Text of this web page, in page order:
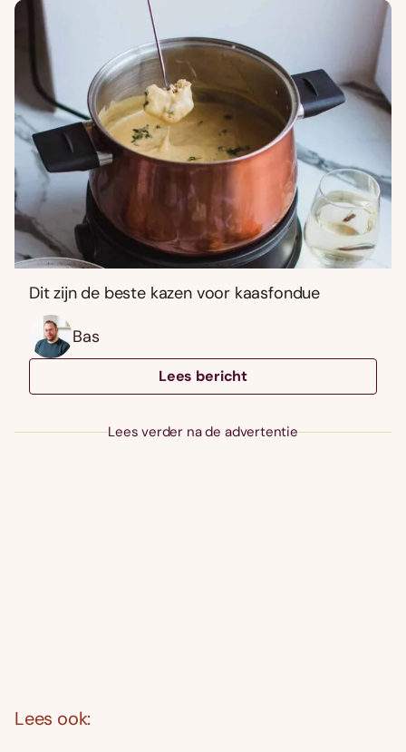
Dit zijn de beste kazen voor kaasfondue
Bas
Lees bericht
Lees verder na de advertentie
Lees ook: